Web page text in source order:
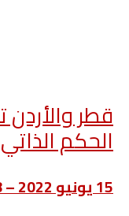
قطر
الحكم الذاتي
15 يونيو 2022 – 11:18 ص